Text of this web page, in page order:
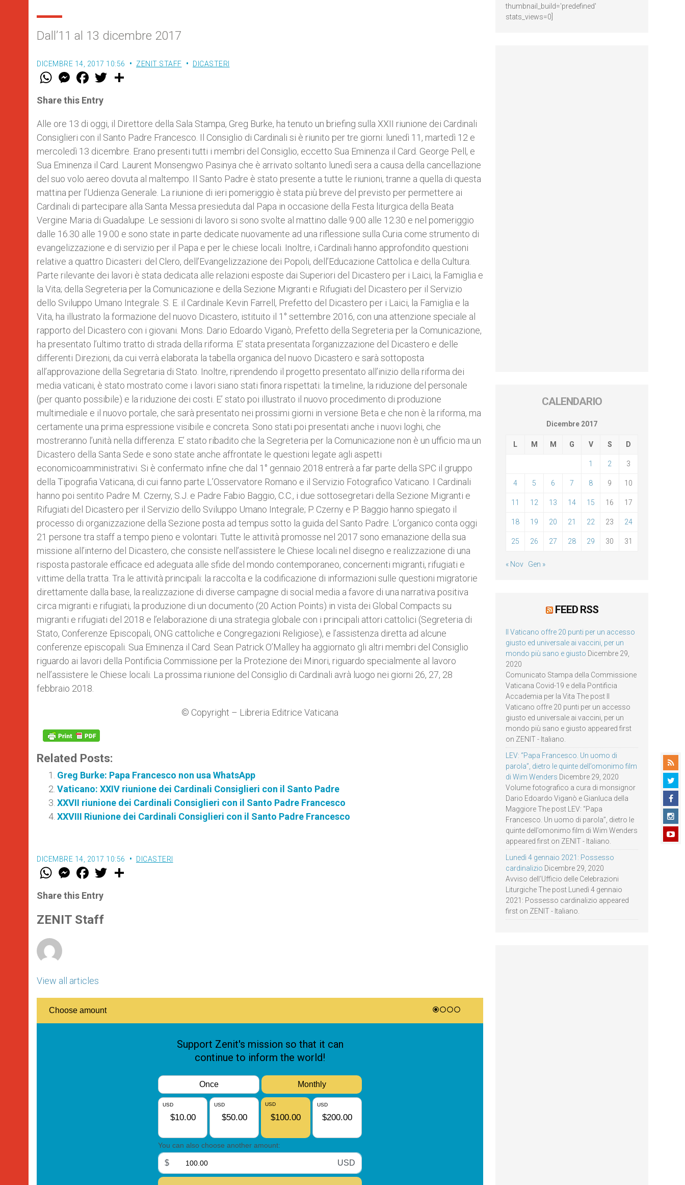
Dall’11 al 13 dicembre 2017
DICEMBRE 14, 2017 10:56 ZENIT STAFF DICASTERI
W
t
s
p
p
M
e
s
e
g
e
r
F
a
e
b
o
k
w
Share this Entry
Alle ore 13 di oggi, il Direttore della Sala Stampa, Greg Burke, ha tenuto un briefing sulla XXII riunione dei Cardinali
Consiglieri con il Santo Padre Francesco. Il Consiglio di Cardinali si è riunito per tre giorni: lunedì 11, martedì 12 e
mercoledì 13 dicembre. Erano presenti tutti i membri del Consiglio, eccetto Sua Eminenza il Card. George Pell, e
Sua Eminenza il Card. Laurent Monsengwo Pasinya che è arrivato soltanto lunedì sera a causa della cancellazione
del suo volo aereo dovuta al maltempo. Il Santo Padre è stato presente a tutte le riunioni, tranne a quella di questa
mattina per l’Udienza Generale. La riunione di ieri pomeriggio è stata più breve del previsto per permettere ai
Cardinali di partecipare alla Santa Messa presieduta dal Papa in occasione della Festa liturgica della Beata
Vergine Maria di Guadalupe. Le sessioni di lavoro si sono svolte al mattino dalle 9.00 alle 12.30 e nel pomeriggio
dalle 16.30 alle 19.00 e sono state in parte dedicate nuovamente ad una riflessione sulla Curia come strumento di
evangelizzazione e di servizio per il Papa e per le chiese locali. Inoltre, i Cardinali hanno approfondito questioni
relative a quattro Dicasteri: del Clero, dell’Evangelizzazione dei Popoli, dell’Educazione Cattolica e della Cultura.
Parte rilevante dei lavori è stata dedicata alle relazioni esposte dai Superiori del Dicastero per i Laici, la Famiglia e
la Vita; della Segreteria per la Comunicazione e della Sezione Migranti e Rifugiati del Dicastero per il Servizio
dello Sviluppo Umano Integrale. S. E. il Cardinale Kevin Farrell, Prefetto del Dicastero per i Laici, la Famiglia e la
Vita, ha illustrato la formazione del nuovo Dicastero, istituito il 1° settembre 2016, con una attenzione speciale al
rapporto del Dicastero con i giovani. Mons. Dario Edoardo Viganò, Prefetto della Segreteria per la Comunicazione,
ha presentato l’ultimo tratto di strada della riforma. E’ stata presentata l’organizzazione del Dicastero e delle
differenti Direzioni, da cui verrà elaborata la tabella organica del nuovo Dicastero e sarà sottoposta
all’approvazione della Segretaria di Stato. Inoltre, riprendendo il progetto presentato all’inizio della riforma dei
media vaticani, è stato mostrato come i lavori siano stati finora rispettati: la timeline, la riduzione del personale
(per quanto possibile) e la riduzione dei costi. E’ stato poi illustrato il nuovo procedimento di produzione
multimediale e il nuovo portale, che sarà presentato nei prossimi giorni in versione Beta e che non è la riforma, ma
certamente una prima espressione visibile e concreta. Sono stati poi presentati anche i nuovi loghi, che
mostreranno l’unità nella differenza. E’ stato ribadito che la Segreteria per la Comunicazione non è un ufficio ma un
Dicastero della Santa Sede e sono state anche affrontate le questioni legate agli aspetti
economicoamministrativi. Si è confermato infine che dal 1° gennaio 2018 entrerà a far parte della SPC il gruppo
della Tipografia Vaticana, di cui fanno parte L’Osservatore Romano e il Servizio Fotografico Vaticano. I Cardinali
hanno poi sentito Padre M. Czerny, S.J. e Padre Fabio Baggio, C.C., i due sottosegretari della Sezione Migranti e
Rifugiati del Dicastero per il Servizio dello Sviluppo Umano Integrale; P. Czerny e P. Baggio hanno spiegato il
processo di organizzazione della Sezione posta ad tempus sotto la guida del Santo Padre. L’organico conta oggi
21 persone tra staff a tempo pieno e volontari. Tutte le attività promosse nel 2017 sono emanazione della sua
missione all’interno del Dicastero, che consiste nell’assistere le Chiese locali nel disegno e realizzazione di una
risposta pastorale efficace ed adeguata alle sfide del mondo contemporaneo, concernenti migranti, rifugiati e
vittime della tratta. Tra le attività principali: la raccolta e la codificazione di informazioni sulle questioni migratorie
direttamente dalla base, la realizzazione di diverse campagne di social media a favore di una narrativa positiva
circa migranti e rifugiati, la produzione di un documento (20 Action Points) in vista dei Global Compacts su
migranti e rifugiati del 2018 e l’elaborazione di una strategia globale con i principali attori cattolici (Segreteria di
Stato, Conferenze Episcopali, ONG cattoliche e Congregazioni Religiose), e l’assistenza diretta ad alcune
conferenze episcopali. Sua Eminenza il Card. Sean Patrick O’Malley ha aggiornato gli altri membri del Consiglio
riguardo ai lavori della Pontificia Commissione per la Protezione dei Minori, riguardo specialmente al lavoro
nell’assistere le Chiese locali. La prossima riunione del Consiglio di Cardinali avrà luogo nei giorni 26, 27, 28
febbraio 2018.
© Copyright – Libreria Editrice Vaticana
Related Posts:
Greg Burke: Papa Francesco non usa WhatsApp
Vaticano: XXIV riunione dei Cardinali Consiglieri con il Santo Padre
XXVII riunione dei Cardinali Consiglieri con il Santo Padre Francesco
XXVIII Riunione dei Cardinali Consiglieri con il Santo Padre Francesco
DICEMBRE 14, 2017 10:56 DICASTERI
W
t
s
p
p
M
e
s
e
g
e
F
a
e
b
o
k
w
Share this Entry
ZENIT Staff
View all articles
thumbnail_build='predefined'
stats_views=0]
CALENDARIO
Dicembre 2017
L M M G V S D
1 2 3
4 5 6 7 8 9 10
11 12 13 14 15 16 17
18 19 20 21 22 23 24
25 26 27 28 29 30 31
« Nov Gen »
FEED RSS
Il Vaticano offre 20 punti per un accesso
giusto ed universale ai vaccini, per un
mondo più sano e giusto Dicembre 29,
2020
Comunicato Stampa della Commissione
Vaticana Covid-19 e della Pontificia
Accademia per la Vita The post Il
Vaticano offre 20 punti per un accesso
giusto ed universale ai vaccini, per un
mondo più sano e giusto appeared first
on ZENIT - Italiano.
LEV: “Papa Francesco. Un uomo di
parola”, dietro le quinte dell’omonimo film
di Wim Wenders Dicembre 29, 2020
Volume fotografico a cura di monsignor
Dario Edoardo Viganò e Gianluca della
Maggiore The post LEV: “Papa
Francesco. Un uomo di parola”, dietro le
quinte dell’omonimo film di Wim Wenders
appeared first on ZENIT - Italiano.
Lunedì 4 gennaio 2021: Possesso
cardinalizio Dicembre 29, 2020
Avviso dell’Ufficio delle Celebrazioni
Liturgiche The post Lunedì 4 gennaio
2021: Possesso cardinalizio appeared
first on ZENIT - Italiano.